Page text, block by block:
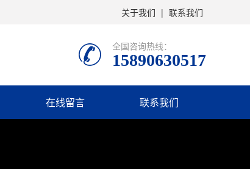
关于我们 | 联系我们
全国咨询热线：
15890630517
在线留言 联系我们